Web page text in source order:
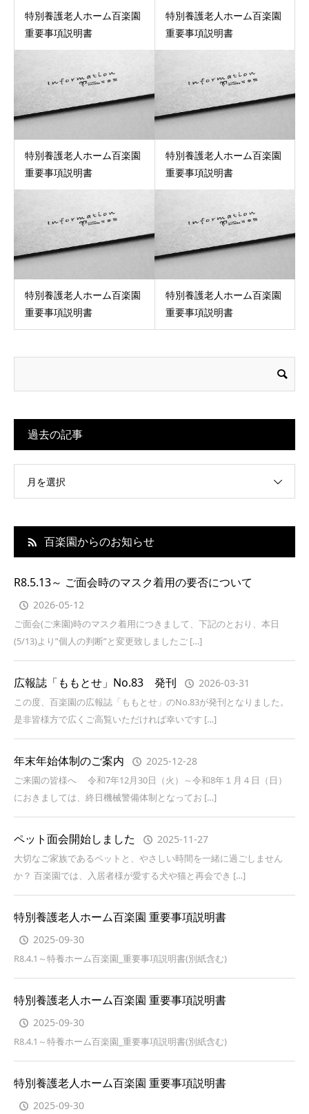
特別養護老人ホーム百楽園
重要事項説明書
特別養護老人ホーム百楽園
重要事項説明書
特別養護老人ホーム百楽園
重要事項説明書
特別養護老人ホーム百楽園
重要事項説明書
特別養護老人ホーム百楽園
重要事項説明書
特別養護老人ホーム百楽園
重要事項説明書
過去の記事
月を選択
百楽園からのお知らせ
R8.5.13～ ご面会時のマスク着用の要否について
2026-05-12
ご面会(ご来園)時のマスク着用につきまして、下記のとおり、本日
(5/13)より”個人の判断”と変更致しましたご […]
広報誌「ももとせ」No.83 発刊 2026-03-31
この度、百楽園の広報誌「ももとせ」のNo.83が発刊となりました。
是非皆様方で広くご高覧いただければ幸いです […]
年末年始体制のご案内 2025-12-28
ご来園の皆様へ 令和7年12月30日（火）～令和8年１月４日（日）
におきましては、終日機械警備体制となってお […]
ペット面会開始しました 2025-11-27
大切なご家族であるペットと、やさしい時間を一緒に過ごしません
か？ 百楽園では、入居者様が愛する犬や猫と再会でき […]
特別養護老人ホーム百楽園 重要事項説明書
2025-09-30
R8.4.1～特養ホーム百楽園_重要事項説明書(別紙含む)
特別養護老人ホーム百楽園 重要事項説明書
2025-09-30
R8.4.1～特養ホーム百楽園_重要事項説明書(別紙含む)
特別養護老人ホーム百楽園 重要事項説明書
2025-09-30